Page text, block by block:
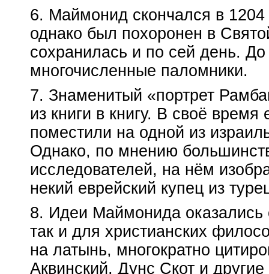
6. Маймонид скончался в 1204
однако был похоронен в
сохранилась и по сей день.
многочисленные паломники.
7. Знаменитый «портрет
из книги в книгу. В своё время
поместили на одной из
Однако, по мнению
исследователей, на нём
некий еврейский купец из
8. Идеи Маймонида оказались
так и для христианских
на латынь, многократно
Аквинский, Дунс Скот и